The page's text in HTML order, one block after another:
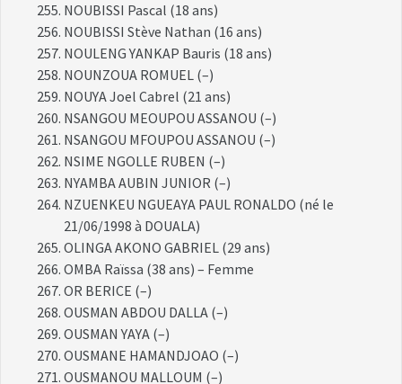
NOUBISSI Pascal (18 ans)
NOUBISSI Stève Nathan (16 ans)
NOULENG YANKAP Bauris (18 ans)
NOUNZOUA ROMUEL (–)
NOUYA Joel Cabrel (21 ans)
NSANGOU MEOUPOU ASSANOU (–)
NSANGOU MFOUPOU ASSANOU (–)
NSIME NGOLLE RUBEN (–)
NYAMBA AUBIN JUNIOR (–)
NZUENKEU NGUEAYA PAUL RONALDO (né le
21/06/1998 à DOUALA)
OLINGA AKONO GABRIEL (29 ans)
OMBA Raïssa (38 ans) – Femme
OR BERICE (–)
OUSMAN ABDOU DALLA (–)
OUSMAN YAYA (–)
OUSMANE HAMANDJOAO (–)
OUSMANOU MALLOUM (–)